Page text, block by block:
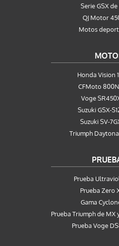
Serie GSX
QJ Motor
Motos
Honda Vision
CFMoto
Voge
Suzuki GSX-
Suzuki SV-
Triumph
Prueba
Prueba Zero
Gama
Prueba Triumph de MX
Prueba Voge